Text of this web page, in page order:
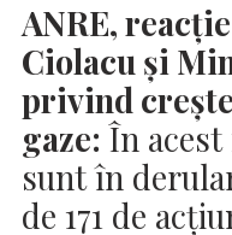
ANRE,
Ciolacu şi
privind
gaze: În
sunt în
de 171 de